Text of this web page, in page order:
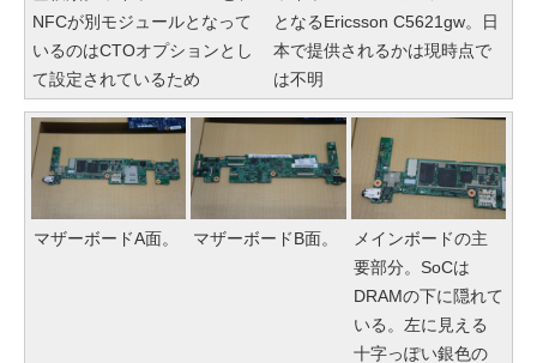
NFCが別モジュールとなって
いるのはCTOオプションとし
て設定されているため
となるEricsson C5621gw。日
本で提供されるかは現時点で
は不明
マザーボードA面。 マザーボードB面。
メインボードの主
要部分。SoCは
DRAMの下に隠れて
いる。左に見える
十字っぽい銀色の